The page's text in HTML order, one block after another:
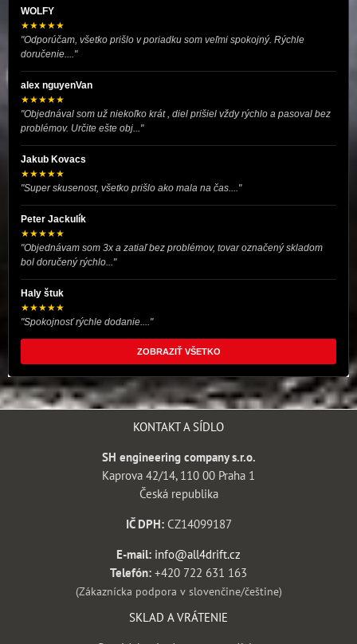
WOLFY
★★★★★
"Odporúčam, všetko prišlo v poriadku som veľmi spokojný. Rýchle
doručenie...."
alex nguyenVan
★★★★★
"Objednával som už niekoľko krát , diel prišiel vždy rýchlo a pasoval bez
problémov. Určite ešte obj..."
Jakub Kovacs
★★★★★
"Super skusenost, všetko prišlo ako mala na čas...."
Peter Jackulík
★★★★★
"Objednávam som 3x a zatiaľ bez problémov, tovar označený skladom
bol doručený rýchlo..."
Haly štuk
★★★★★
"Spokojnosť rýchle dodanie...."
ZOBRAZIŤ VŠETKO
KONTAKT A SÍDLO
SH engineering company s.r.o.
Kaprova 42/14, 110 00 Praha 1
Česká republika
IČ DPH:CZ14099187
E-mail: info@all4drift.cz
Telefón: +420 722 631 163
(Zákaznícka podpora v slovenčine/češtine)
SKLAD A VRÁTENIE